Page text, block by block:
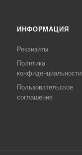
ИНФОРМАЦИЯ
Реквизиты
Политика
конфиденциальности
Пользовательское
соглашение